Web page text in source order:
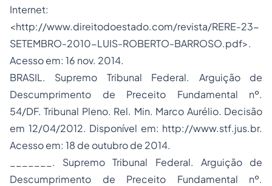
Internet:
<http://www.direitodoestado.com/revista/RERE-23-
SETEMBRO-2010-LUIS-ROBERTO-BARROSO.pdf>.
Acesso em: 16 nov. 2014.
BRASIL. Supremo Tribunal Federal. Arguição de
Descumprimento de Preceito Fundamental nº.
54/DF. Tribunal Pleno. Rel. Min. Marco Aurélio. Decisão
em 12/04/2012. Disponível em: http://www.stf.jus.br.
Acesso em: 18 de outubro de 2014.
_______. Supremo Tribunal Federal. Arguição de
Descumprimento de Preceito Fundamental nº.